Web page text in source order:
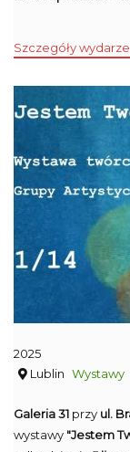
Szczegóły
2025
Lublin Wystawy
Galeria 31 przy ul.
wystawy "Jestem